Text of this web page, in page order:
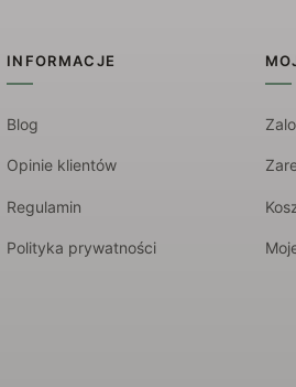
INFORMACJE
Blog
Opinie klientów
Regulamin
Polityka prywatności